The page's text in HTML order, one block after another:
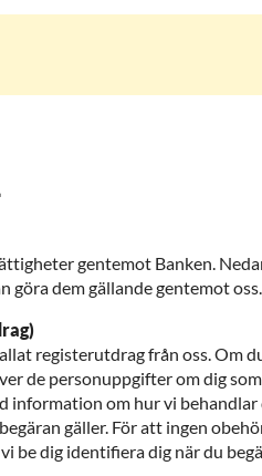
gentemot Banken.
göra dem gällande gentemot oss.
registerutdrag från oss. Om
de personuppgifter om dig
information om hur vi behandlar
gäller. För att ingen
be dig identifiera dig när du